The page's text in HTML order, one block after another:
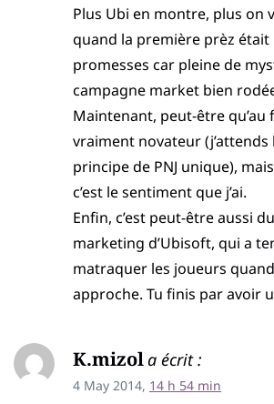
Plus Ubi en montre, plus on
quand la première prèz était
promesses car pleine de
campagne market bien
Maintenant, peut-être qu’au
vraiment novateur
principe de PNJ unique),
c’est le sentiment que j’ai.
Enfin, c’est peut-être aussi
marketing d’Ubisoft, qui a
matraquer les joueurs
approche. Tu finis par avoir
K.mizola écrit :
4 May 2014, 14 h 54 min